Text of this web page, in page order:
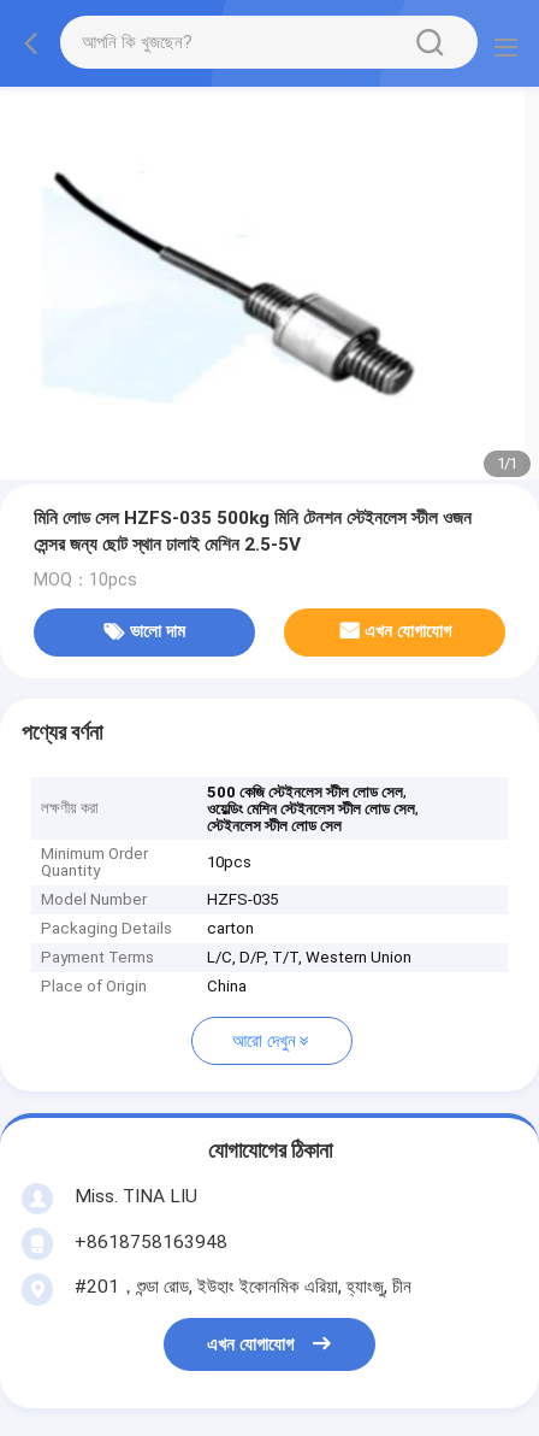
1/1
মিনি লোড সেল HZFS-035 500kg মিনি টেনশন স্টেইনলেস স্টীল ওজন
সেন্সর জন্য ছোট স্থান ঢালাই মেশিন 2.5-5V
MOQ：10pcs
ভালো দাম এখন যোগাযোগ
পণ্যের বর্ণনা
লক্ষণীয় করা
500 কেজি স্টেইনলেস স্টীল লোড সেল,
ওয়েল্ডিং মেশিন স্টেইনলেস স্টীল লোড সেল,
স্টেইনলেস স্টীল লোড সেল
Minimum Order
Quantity
10pcs
Model Number
HZFS-035
Packaging Details
carton
Payment Terms
L/C, D/P, T/T, Western Union
Place of Origin
China
আরো দেখুন
যোগাযোগের ঠিকানা
Miss. TINA LIU
+8618758163948
#201，শুন্ডা রোড, ইউহাং ইকোনমিক এরিয়া, হ্যাংজু, চীন
এখন যোগাযোগ